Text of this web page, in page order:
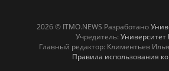
2026 © ITMO.NEWS Разработано
Учредитель:
Главный редактор: Климентьев
Правила использования